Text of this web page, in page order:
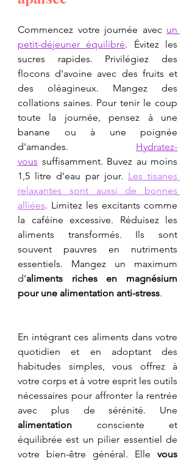
Commencez votre journée avec un
petit-déjeuner équilibré. Évitez les
sucres rapides. Privilégiez des
flocons d'avoine avec des fruits et
des oléagineux. Mangez des
collations saines. Pour tenir le coup
toute la journée, pensez à une
banane ou à une poignée
d'amandes. Hydratez-
vous suffisamment. Buvez au moins
1,5 litre d'eau par jour. Les tisanes
relaxantes sont aussi de bonnes
alliées. Limitez les excitants comme
la caféine excessive. Réduisez les
aliments transformés. Ils sont
souvent pauvres en nutriments
essentiels. Mangez un maximum
d’aliments riches en magnésium
pour une alimentation anti-stress.
En intégrant ces aliments dans votre
quotidien et en adoptant des
habitudes simples, vous offrez à
votre corps et à votre esprit les outils
nécessaires pour affronter la rentrée
alimentation consciente et
équilibrée est un pilier essentiel de
votre bien-être général. Elle vous